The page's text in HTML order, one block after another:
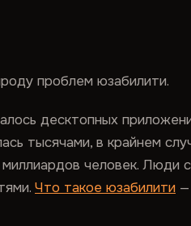
проблем юзабилити.
десктопных
тысячами, в крайнем
человек. Люди
Что такое юзабилити —